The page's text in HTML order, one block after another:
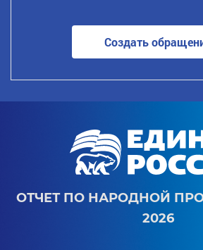
Создать
ОТЧЕТ ПО НАРОДНОЙ
2026